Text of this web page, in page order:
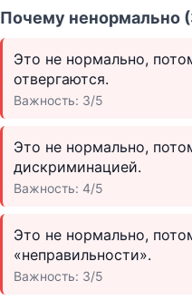
Почему ненормально
Это не нормально,
отвергаются.
Важность: 3/5
Это не нормально,
дискриминацией.
Важность: 4/5
Это не нормально,
«неправильности».
Важность: 3/5